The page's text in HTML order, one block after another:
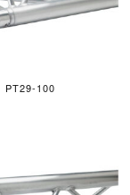
PT29-100